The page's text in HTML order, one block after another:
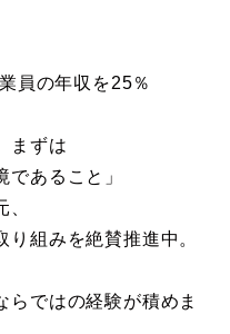
員の年収を25％
まずは
であること」
組みを絶賛推進中。
らではの経験が積めま